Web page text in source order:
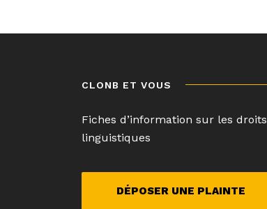
CLONB ET VOUS
Fiches d’information sur les droits
linguistiques
DÉPOSER UNE PLAINTE